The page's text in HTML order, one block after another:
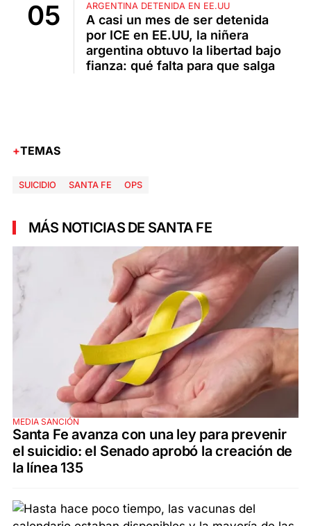
ARGENTINA DETENIDA EN EE.UU
A casi un mes de ser detenida
por ICE en EE.UU, la niñera
argentina obtuvo la libertad bajo
fianza: qué falta para que salga
TEMAS
SUICIDIO SANTA FE OPS
MÁS NOTICIAS DE SANTA FE
MEDIA SANCIÓN
Santa Fe avanza con una ley para prevenir
el suicidio: el Senado aprobó la creación de
la línea 135